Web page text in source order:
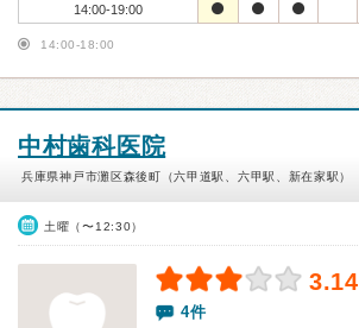
14:00-19:00
14:00-18:00
中村歯科医院
兵庫県神戸市灘区森後町（六甲道駅、六甲駅、新在家駅）
土曜（〜12:30）
3.14
4件